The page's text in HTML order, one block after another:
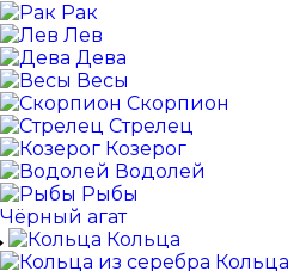
Рак
Лев
Дева
Весы
Скорпион
Стрелец
Козерог
Водолей
Рыбы
Чёрный агат
Кольца
Кольца